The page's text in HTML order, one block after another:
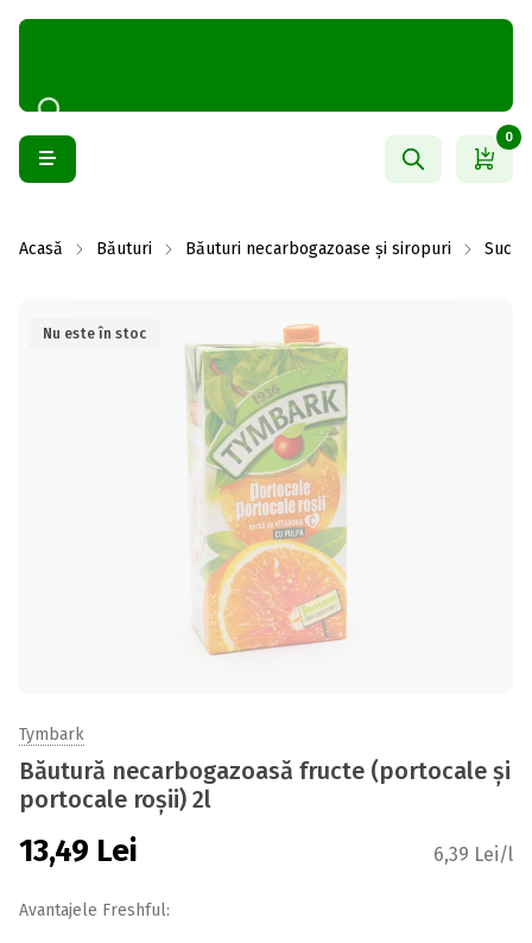
0
Acasă Băuturi Băuturi necarbogazoase și siropuri
Nu este în stoc
Tymbark
Băutură necarbogazoasă fructe (portocale și
portocale roşii) 2l
13,49 Lei 6,39 Lei/l
Avantajele Freshful: